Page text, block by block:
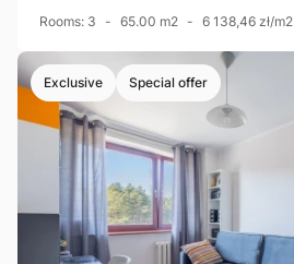
Rooms: 3 - 65.00 m2 - 6 138,46 zł/m2
Exclusive Special offer